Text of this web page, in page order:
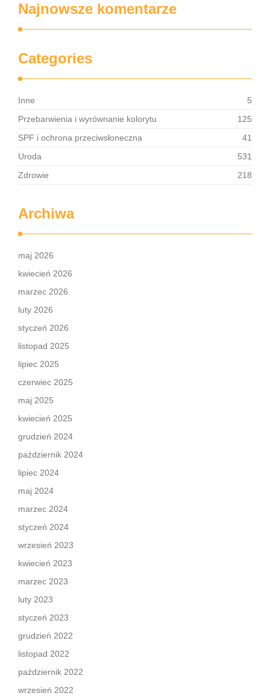
Najnowsze komentarze
Categories
Inne
5
Przebarwienia i wyrównanie kolorytu
125
SPF i ochrona przeciwsłoneczna
41
Uroda
531
Zdrowie
218
Archiwa
maj 2026
kwiecień 2026
marzec 2026
luty 2026
styczeń 2026
listopad 2025
lipiec 2025
czerwiec 2025
maj 2025
kwiecień 2025
grudzień 2024
październik 2024
lipiec 2024
maj 2024
marzec 2024
styczeń 2024
wrzesień 2023
kwiecień 2023
marzec 2023
luty 2023
styczeń 2023
grudzień 2022
listopad 2022
październik 2022
wrzesień 2022